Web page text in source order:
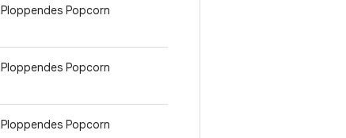
Ploppendes Popcorn
Ploppendes Popcorn
Ploppendes Popcorn